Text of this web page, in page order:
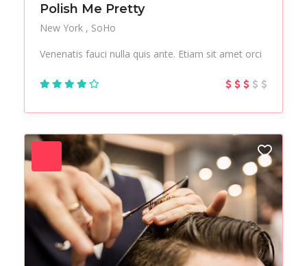
Polish Me Pretty
New York
SoHo
Venenatis fauci nulla quis ante. Etiam sit amet orci